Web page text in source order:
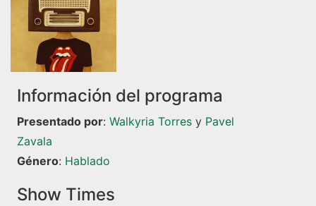
Información del programa
Presentado por:Walkyria Torres y Pavel
Zavala
Género: Hablado
Show Times